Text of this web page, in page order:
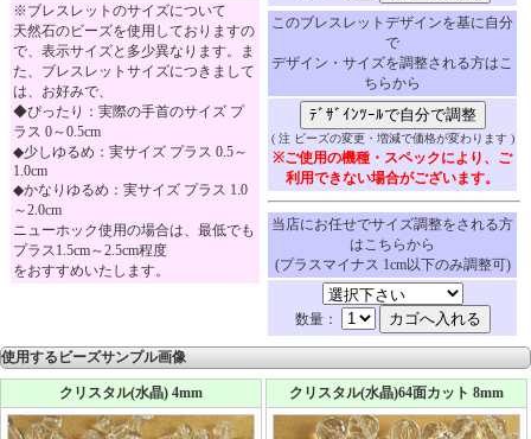
※ブレスレットのサイズについて
天然石のビーズを使用しておりますの
で、表示サイズと多少異なります。ま
た、ブレスレットサイズにつきまして
は、お好みで、
◆ぴったり：実際の手首のサイズ プ
ラス 0～0.5cm
◆少しゆるめ：実サイズ プラス 0.5～
1.0cm
◆かなりゆるめ：実サイズ プラス 1.0
～2.0cm
ニューホック使用の場合は、最低でも
プラス1.5cm～2.5cm程度
をおすすめいたします。
このブレスレットデザインを基に自分
で
デザイン・サイズを調整される方はこ
ちらから
( 注 ビーズの変更・増減で価格が変わります )
※ご使用の機種・スペックにより、ご
利用できない場合がございます。
当店にお任せでサイズ調整をされる方
はこちらから
(プラスマイナス 1cm以下のみ調整可)
数量：
使用するビーズサンプル画像
クリスタル(水晶) 4mm クリスタル(水晶)64面カット 8mm